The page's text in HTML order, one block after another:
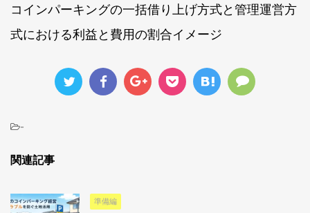
コインパーキングの一括借り上げ方式と管理運営方
式における利益と費用の割合イメージ
-
関連記事
準備編